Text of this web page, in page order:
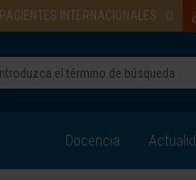
PACIENTES INTERNACIONALES
Docencia